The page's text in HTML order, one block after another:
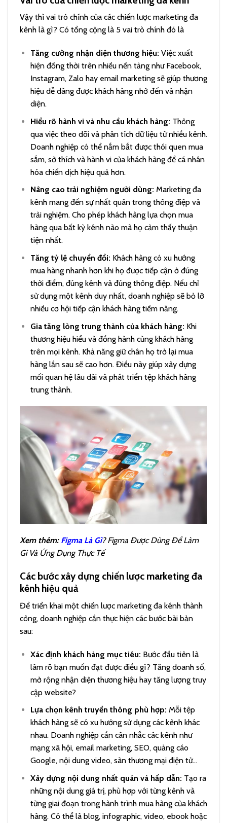
Vậy thì vai trò chính của các chiến lược marketing đa
kênh là gì? Có tổng cộng là 5 vai trò chính đó là
Tăng cường nhận diện thương hiệu: Việc xuất
hiện đồng thời trên nhiều nền tảng như Facebook,
Instagram, Zalo hay email marketing sẽ giúp thương
hiệu dễ dàng được khách hàng nhớ đến và nhận
diện.
Hiểu rõ hành vi và nhu cầu khách hàng: Thông
qua việc theo dõi và phân tích dữ liệu từ nhiều kênh.
Doanh nghiệp có thể nắm bắt được thói quen mua
sắm, sở thích và hành vi của khách hàng để cá nhân
hóa chiến dịch hiệu quả hơn.
Nâng cao trải nghiệm người dùng: Marketing đa
kênh mang đến sự nhất quán trong thông điệp và
trải nghiệm. Cho phép khách hàng lựa chọn mua
hàng qua bất kỳ kênh nào mà họ cảm thấy thuận
tiện nhất.
Tăng tỷ lệ chuyển đổi: Khách hàng có xu hướng
mua hàng nhanh hơn khi họ được tiếp cận ở đúng
thời điểm, đúng kênh và đúng thông điệp. Nếu chỉ
sử dụng một kênh duy nhất, doanh nghiệp sẽ bỏ lỡ
nhiều cơ hội tiếp cận khách hàng tiềm năng.
Gia tăng lòng trung thành của khách hàng: Khi
thương hiệu hiểu và đồng hành cùng khách hàng
trên mọi kênh. Khả năng giữ chân họ trở lại mua
hàng lần sau sẽ cao hơn. Điều này giúp xây dựng
mối quan hệ lâu dài và phát triển tệp khách hàng
trung thành.
Xem thêm: Figma Là Gì? Figma Được Dùng Để Làm
Gì Và Ứng Dụng Thực Tế
Các bước xây dựng chiến lược marketing đa
kênh hiệu quả
Để triển khai một chiến lược marketing đa kênh thành
công, doanh nghiệp cần thực hiện các bước bài bản
sau:
Xác định khách hàng mục tiêu: Bước đầu tiên là
làm rõ bạn muốn đạt được điều gì? Tăng doanh số,
mở rộng nhận diện thương hiệu hay tăng lượng truy
cập website?
Lựa chọn kênh truyền thông phù hợp: Mỗi tệp
khách hàng sẽ có xu hướng sử dụng các kênh khác
nhau. Doanh nghiệp cần cân nhắc các kênh như
mạng xã hội, email marketing, SEO, quảng cáo
Google, nội dung video, sàn thương mại điện tử…
Xây dựng nội dung nhất quán và hấp dẫn: Tạo ra
những nội dung giá trị, phù hợp với từng kênh và
từng giai đoạn trong hành trình mua hàng của khách
hàng. Có thể là blog, infographic, video, ebook hoặc